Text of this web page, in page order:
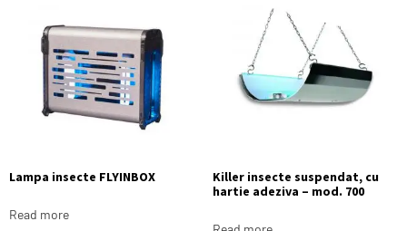
Lampa insecte FLYINBOX
Read more
Killer insecte suspendat, cu
hartie adeziva – mod. 700